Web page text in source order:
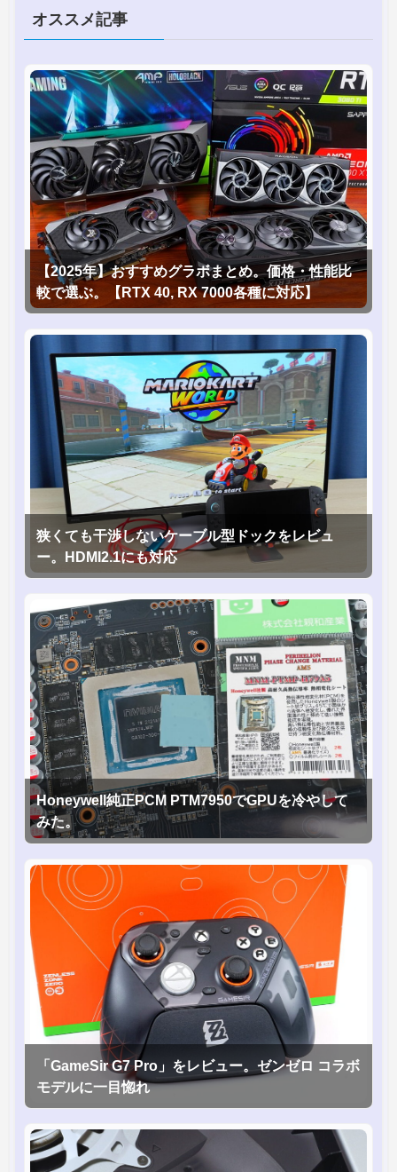
オススメ記事
【2025年】おすすめグラボまとめ。価格・性能比
較で選ぶ。【RTX 40, RX 7000各種に対応】
狭くても干渉しないケーブル型ドックをレビュ
ー。HDMI2.1にも対応
Honeywell純正PCM PTM7950でGPUを冷やして
みた。
「GameSir G7 Pro」をレビュー。ゼンゼロ コラボ
モデルに一目惚れ